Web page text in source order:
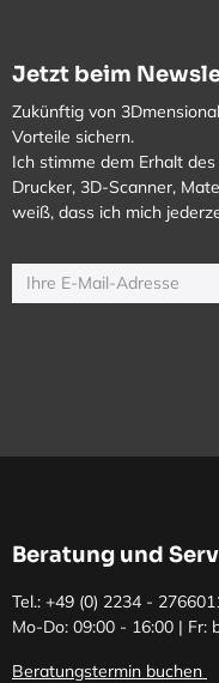
Jetzt beim
Zukünftig von
Vorteile sichern.
Ich stimme dem Erhalt
Drucker, 3D-Scanner,
weiß, dass ich mich
Beratung und
Tel.: +49 (0) 2234 -
Mo-Do: 09:00 - 16:00 | Fr:
Beratungstermin buchen